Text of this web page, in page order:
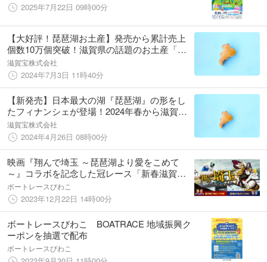
2025年7月22日 09時00分
【大好評！琵琶湖お土産】発売から累計売上
個数10万個突破！滋賀県の話題のお土産「び
わこフィナンシェ」が販売エリアを拡大しま
す
滋賀宝株式会社
2024年7月3日 11時40分
【新発売】日本最大の湖『琵琶湖』の形をし
たフィナンシェが登場！2024年春から滋賀県
内で順次販売開始します！
滋賀宝株式会社
2024年4月26日 08時00分
映画『翔んで埼玉 ～琵琶湖より愛をこめて
～』コラボを記念した冠レース「新春滋賀県
知事杯争奪戦～琵琶湖より愛をこめて～杯」
１月３日（水）～８日（月・祝）開催中のイ
ベントのご案内
ボートレースびわこ
2023年12月22日 14時00分
ボートレースびわこ BOATRACE 地域振興ク
ーポンを抽選で配布
ボートレースびわこ